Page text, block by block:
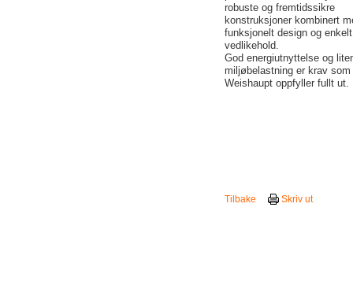
robuste og fremtidssikre
konstruksjoner kombinert
funksjonelt design og enkelt
vedlikehold.
God energiutnyttelse og
miljøbelastning er krav som
Weishaupt oppfyller fullt ut.
Tilbake Skriv ut